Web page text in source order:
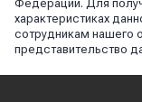
Федерации. Для
характеристиках
сотрудникам нашего
представительство